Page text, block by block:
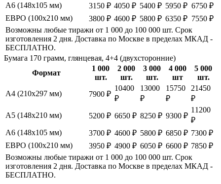
А6 (148х105 мм)
3150 ₽ 4050 ₽ 5400 ₽ 5950 ₽ 6750 ₽
ЕВРО (100х210 мм)
3800 ₽ 4600 ₽ 5800 ₽ 6350 ₽ 7550 ₽
Возможны любые тиражи от 1 000 до 100 000 шт. Срок
изготовления 2 дня. Доставка по Москве в пределах МКАД -
БЕСПЛАТНО.
Бумага 170 грамм, глянцевая, 4+4 (двухсторонние)
Формат
1 000
шт.
2 000
шт.
3 000
шт.
4 000
шт
5 000
шт.
А4 (210х297 мм)
7900 ₽
10400
₽
13000
₽
15750
₽
21450
₽
А5 (148х210 мм)
5200 ₽ 6650 ₽ 8250 ₽ 9300 ₽
11200
₽
А6 (148х105 мм)
3700 ₽ 4600 ₽ 5800 ₽ 6850 ₽ 7300 ₽
ЕВРО (100х210 мм)
3950 ₽ 4900 ₽ 6050 ₽ 6600 ₽ 7850 ₽
Возможны любые тиражи от 1 000 до 100 000 шт. Срок
изготовления 2 дня. Доставка по Москве в пределах МКАД -
БЕСПЛАТНО.